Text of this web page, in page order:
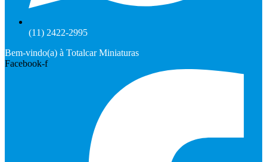
(11) 2422-2995
Bem-vindo(a) à Totalcar Miniaturas
Facebook-f